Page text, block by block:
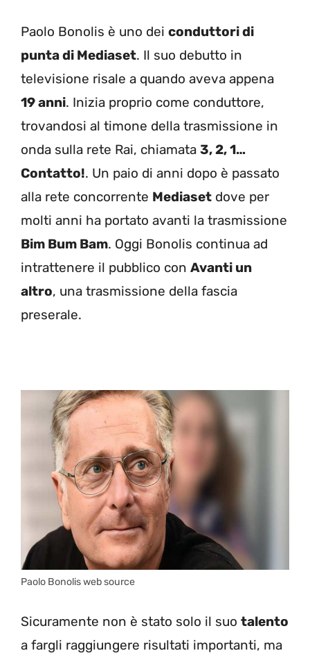
Paolo Bonolis è uno dei conduttori di
punta di Mediaset. Il suo debutto in
televisione risale a quando aveva appena
19 anni. Inizia proprio come conduttore,
trovandosi al timone della trasmissione in
onda sulla rete Rai, chiamata 3, 2, 1…
Contatto!. Un paio di anni dopo è passato
alla rete concorrente Mediaset dove per
molti anni ha portato avanti la trasmissione
Bim Bum Bam. Oggi Bonolis continua ad
intrattenere il pubblico con Avanti un
altro, una trasmissione della fascia
preserale.
Paolo Bonolis web source
Sicuramente non è stato solo il suo talento
a fargli raggiungere risultati importanti, ma